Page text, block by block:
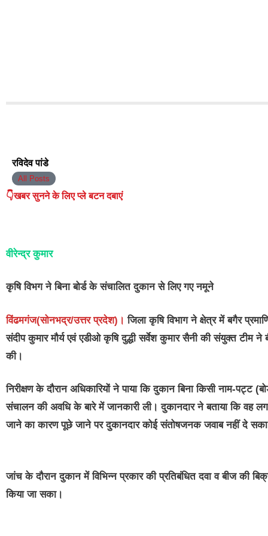
रविदेव पांडे
All Posts
👇खबर सुनने के लिए प्ले बटन दबाएं
वीरेन्द्र कुमार
कृषि विभग ने बिना बोर्ड के संचालित दुकान से लिए गए नमूने
विंढमगंज(सोनभद्र/उत्तर प्रदेश)। जिला कृषि विभाग ने क्षेत्र में बगैर
संदीप कुमार मौर्य एवं एडीओ कृषि दुद्धी सर्वेश कुमार सैनी की संयुक्त
की।
निरीक्षण के दौरान अधिकारियों ने पाया कि दुकान बिना किसी नाम-
संचालन की अवधि के बारे में जानकारी ली। दुकानदार ने बताया कि वह
जाने का कारण पूछे जाने पर दुकानदार कोई संतोषजनक जवाब नहीं दे
जांच के दौरान दुकान में विभिन्न प्रकार की प्रतिबंधित दवा व बीज की
किया जा सका।